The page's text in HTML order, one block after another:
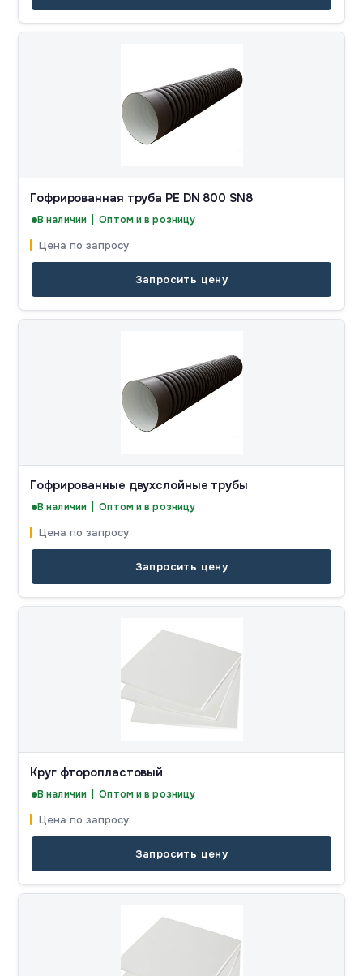
Гофрированная труба PE DN 800 SN8
В наличии | Оптом и в розницу
Цена по запросу
Запросить цену
Гофрированные двухслойные трубы
В наличии | Оптом и в розницу
Цена по запросу
Запросить цену
Круг фторопластовый
В наличии | Оптом и в розницу
Цена по запросу
Запросить цену